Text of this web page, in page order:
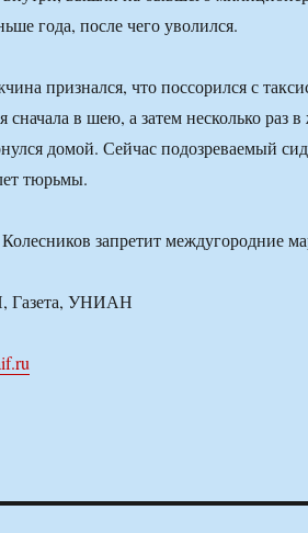
года, после чего уволился.
признался, что поссорился с
сначала в шею, а затем несколько раз
домой. Сейчас подозреваемый
тюрьмы.
запретит междугородние
Газета, УНИАН